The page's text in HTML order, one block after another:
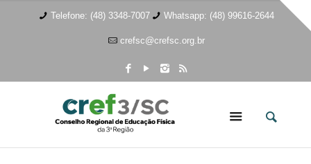
Telefone: (48) 3348-7007 Whatsapp: (48) 99616-2644
crefsc@crefsc.org.br